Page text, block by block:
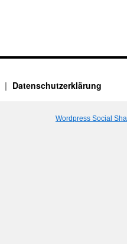
Datenschutzerklärung
Wordpress Social